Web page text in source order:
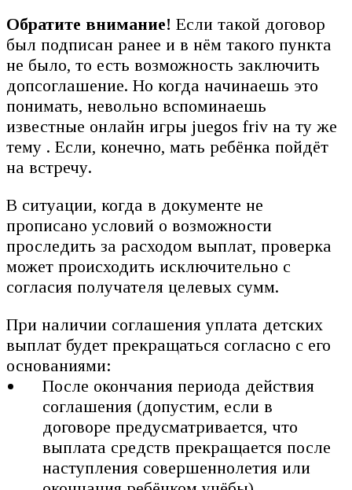
Обратите внимание! Если такой договор
был подписан ранее и в нём такого пункта
не было, то есть возможность заключить
допсоглашение. Но когда начинаешь это
понимать, невольно вспоминаешь
известные онлайн игры juegos friv на ту же
тему . Если, конечно, мать ребёнка пойдёт
на встречу.
В ситуации, когда в документе не
прописано условий о возможности
проследить за расходом выплат, проверка
может происходить исключительно с
согласия получателя целевых сумм.
При наличии соглашения уплата детских
выплат будет прекращаться согласно с его
основаниями:
После окончания периода действия
соглашения (допустим, если в
договоре предусматривается, что
выплата средств прекращается после
наступления совершеннолетия или